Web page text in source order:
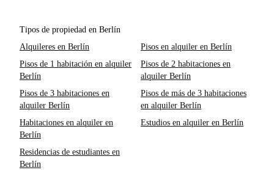
Tipos de propiedad en Berlín
Alquileres en Berlín
Pisos en alquiler en Berlín
Pisos de 1 habitación en alquiler
Berlín
Pisos de 2 habitaciones en
alquiler Berlín
Pisos de 3 habitaciones en
alquiler Berlín
Pisos de más de 3 habitaciones
en alquiler Berlín
Habitaciones en alquiler en
Berlín
Estudios en alquiler en Berlín
Residencias de estudiantes en
Berlín